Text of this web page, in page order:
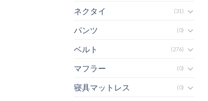
ネクタイ (31)
パンツ (0)
ベルト (276)
マフラー (0)
寝具マットレス (0)